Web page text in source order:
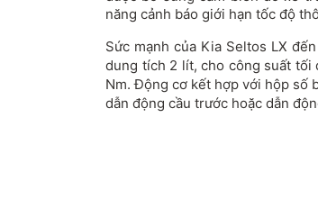
năng cảnh báo giới hạn tốc độ
Sức mạnh của Kia Seltos LX
dung tích 2 lít, cho công suất tối
Nm. Động cơ kết hợp với hộp số
dẫn động cầu trước hoặc dẫn